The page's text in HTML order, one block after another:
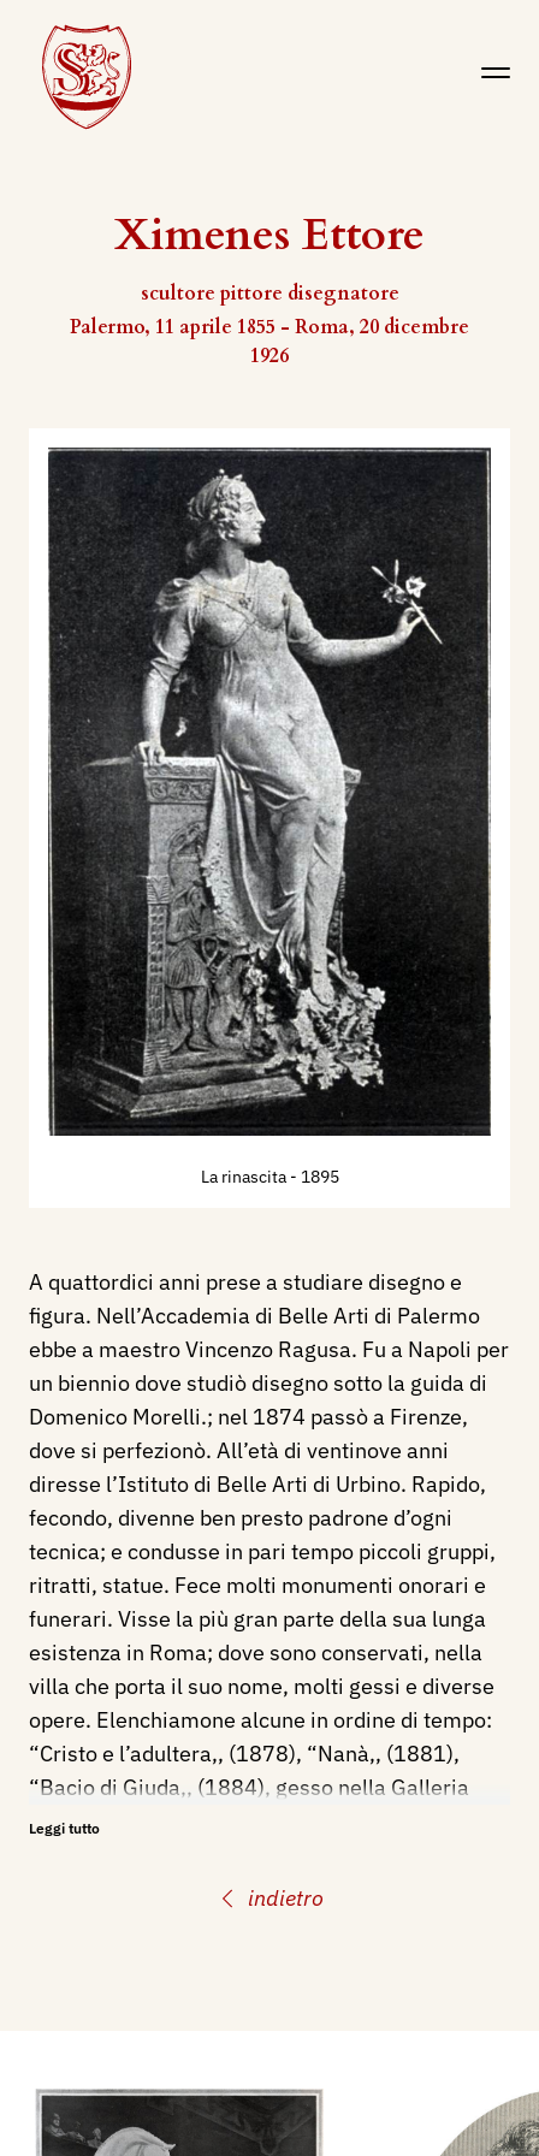
Ximenes Ettore
scultore pittore disegnatore
Palermo, 11 aprile 1855 - Roma, 20 dicembre
1926
indietro
La rinascita - 1895
A quattordici anni prese a studiare disegno e
figura. Nell’Accademia di Belle Arti di Palermo
ebbe a maestro Vincenzo Ragusa. Fu a Napoli per
un biennio dove studiò disegno sotto la guida di
Domenico Morelli.; nel 1874 passò a Firenze,
dove si perfezionò. All’età di ventinove anni
diresse l’Istituto di Belle Arti di Urbino. Rapido,
fecondo, divenne ben presto padrone d’ogni
tecnica; e condusse in pari tempo piccoli gruppi,
ritratti, statue. Fece molti monumenti onorari e
funerari. Visse la più gran parte della sua lunga
esistenza in Roma; dove sono conservati, nella
villa che porta il suo nome, molti gessi e diverse
opere. Elenchiamone alcune in ordine di tempo:
“Cristo e l’adultera,, (1878), “Nanà,, (1881),
“Bacio di Giuda,, (1884), gesso nella Galleria
d’Arte Moderna di Torino; gruppo bronzeo nella
(1890), “Rinascita,, (1895), bronzo, nella
stesso anno è il “Monumento a Vittorio Bottego,,
in Parma. Il gruppo marmoreo “Il Diritto ,, nel
Leggi tutto